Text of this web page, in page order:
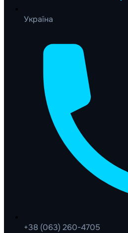
Україна
+38 (063) 260-4705